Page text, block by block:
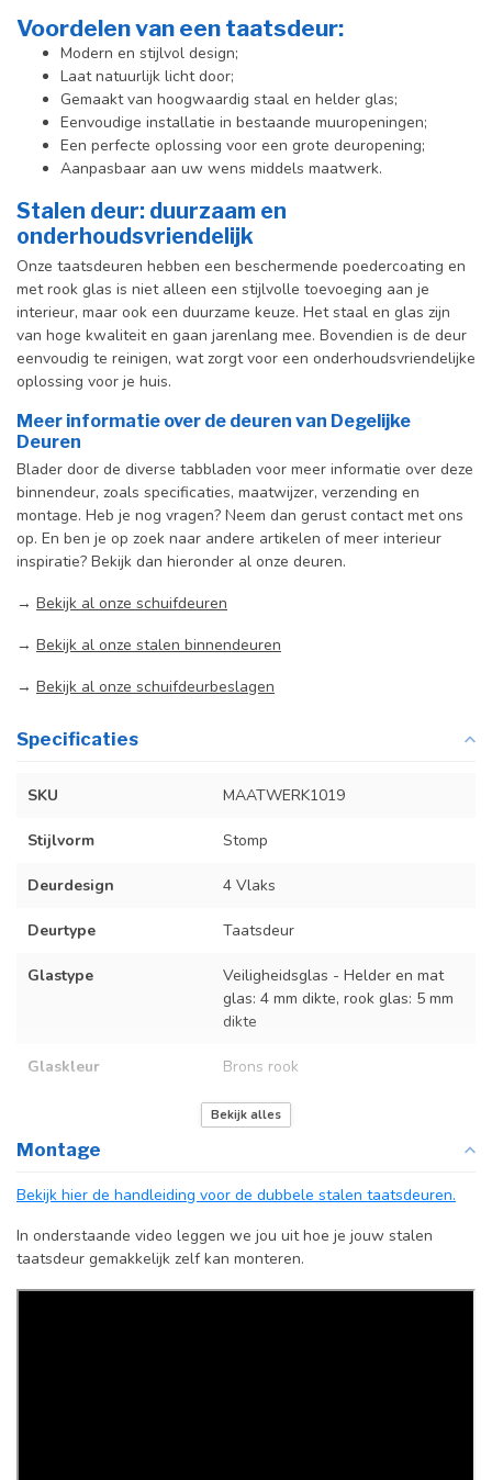
Voordelen van een taatsdeur:
Modern en stijlvol design;
Laat natuurlijk licht door;
Gemaakt van hoogwaardig staal en helder glas;
Eenvoudige installatie in bestaande muuropeningen;
Een perfecte oplossing voor een grote deuropening;
Aanpasbaar aan uw wens middels maatwerk.
Stalen deur: duurzaam en
onderhoudsvriendelijk
Onze taatsdeuren hebben een beschermende poedercoating en
met rook glas is niet alleen een stijlvolle toevoeging aan je
interieur, maar ook een duurzame keuze. Het staal en glas zijn
van hoge kwaliteit en gaan jarenlang mee. Bovendien is de deur
eenvoudig te reinigen, wat zorgt voor een onderhoudsvriendelijke
oplossing voor je huis.
Meer informatie over de deuren van Degelijke
Deuren
Blader door de diverse tabbladen voor meer informatie over deze
binnendeur, zoals specificaties, maatwijzer, verzending en
montage. Heb je nog vragen? Neem dan gerust contact met ons
op. En ben je op zoek naar andere artikelen of meer interieur
inspiratie? Bekijk dan hieronder al onze deuren.
→ Bekijk al onze schuifdeuren
→ Bekijk al onze stalen binnendeuren
→ Bekijk al onze schuifdeurbeslagen
Specificaties
SKU MAATWERK1019
Stijlvorm Stomp
Deurdesign 4 Vlaks
Deurtype Taatsdeur
Glastype
Veiligheidsglas - Helder en mat
glas: 4 mm dikte, rook glas: 5 mm
dikte
Glaskleur Brons rook
Op maat gemaakt
Kozijnmaat
Incl. deurgreep
Afdekkap
vloerscharnier
(uitsluitend
Incl. zwart kapje
Bekijk alles
Montage
Bekijk hier de handleiding voor de dubbele stalen taatsdeuren.
In onderstaande video leggen we jou uit hoe je jouw stalen
taatsdeur gemakkelijk zelf kan monteren.